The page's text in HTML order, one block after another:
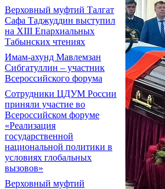
Верховный муфтий Талгат
Сафа Таджуддин выступил
на ХIII Епархиальных
Табынских чтениях
Имам-ахунд Мавлемзан
Сибгатуллин – участник
Всероссийского форума
Сотрудники ЦДУМ России
приняли участие во
Всероссийском форуме
«Реализация
государственной
национальной политики в
условиях глобальных
вызовов»
Верховный муфтий